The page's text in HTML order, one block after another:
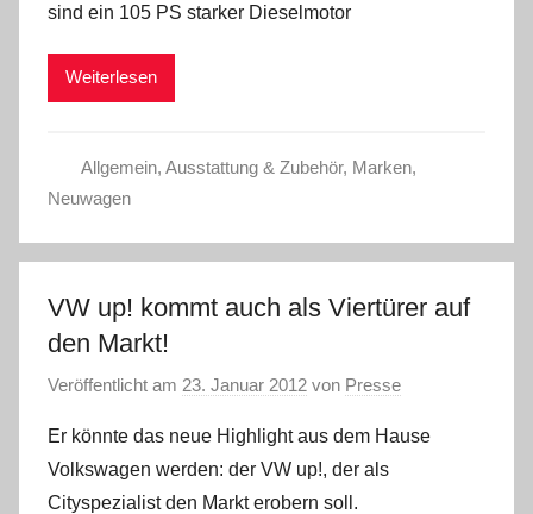
sind ein 105 PS starker Dieselmotor
Weiterlesen
Allgemein, Ausstattung & Zubehör, Marken,
Neuwagen
VW up! kommt auch als Viertürer auf
den Markt!
Veröffentlicht am 23. Januar 2012 von Presse
Er könnte das neue Highlight aus dem Hause
Volkswagen werden: der VW up!, der als
Cityspezialist den Markt erobern soll.